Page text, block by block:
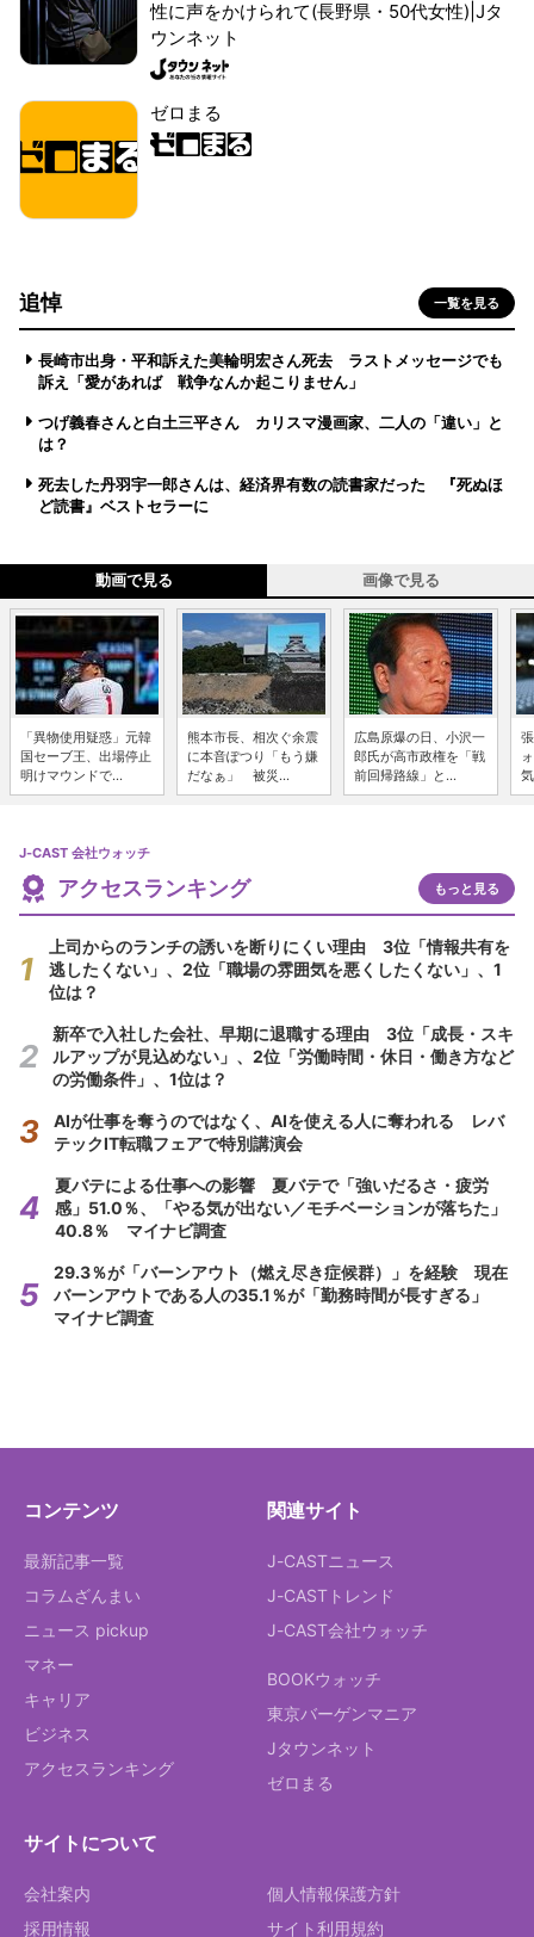
性に声をかけられて(長野県・50代女性)|Jタ
ウンネット
ゼロまる
追悼 一覧を見る
長崎市出身・平和訴えた美輪明宏さん死去 ラストメッセージでも
訴え「愛があれば 戦争なんか起こりません」
つげ義春さんと白土三平さん カリスマ漫画家、二人の「違い」と
は？
死去した丹羽宇一郎さんは、経済界有数の読書家だった 『死ぬほ
ど読書』ベストセラーに
動画で見る 画像で見る
「異物使用疑惑」元韓
国セーブ王、出場停止
明けマウンドで...
熊本市長、相次ぐ余震
に本音ぽつり「もう嫌
だなぁ」 被災...
広島原爆の日、小沢一
郎氏が高市政権を「戦
前回帰路線」と...
J-CAST 会社ウォッチ
アクセスランキング もっと見る
上司からのランチの誘いを断りにくい理由 3位「情報共有を
逃したくない」、2位「職場の雰囲気を悪くしたくない」、1
位は？
新卒で入社した会社、早期に退職する理由 3位「成長・スキ
ルアップが見込めない」、2位「労働時間・休日・働き方など
の労働条件」、1位は？
AIが仕事を奪うのではなく、AIを使える人に奪われる レバ
テックIT転職フェアで特別講演会
夏バテによる仕事への影響 夏バテで「強いだるさ・疲労
感」51.0％、「やる気が出ない／モチベーションが落ちた」
40.8％ マイナビ調査
29.3％が「バーンアウト（燃え尽き症候群）」を経験 現在
バーンアウトである人の35.1％が「勤務時間が長すぎる」
マイナビ調査
コンテンツ
最新記事一覧
コラムざんまい
ニュース pickup
マネー
キャリア
ビジネス
アクセスランキング
関連サイト
J-CASTニュース
J-CASTトレンド
J-CAST会社ウォッチ
BOOKウォッチ
東京バーゲンマニア
Jタウンネット
ゼロまる
サイトについて
会社案内
採用情報
個人情報保護方針
サイト利用規約